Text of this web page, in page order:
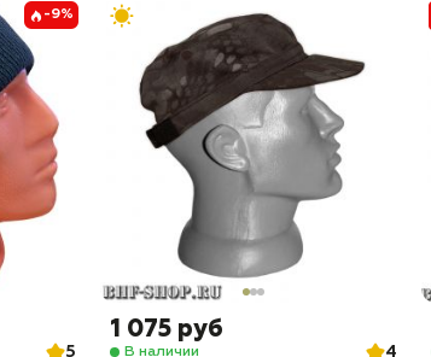
-9%
5
1 075 руб
В наличии 4